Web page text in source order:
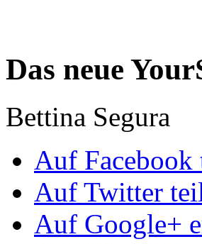
Das neue
Bettina Segura
Auf Facebook
Auf Twitter
Auf Google+